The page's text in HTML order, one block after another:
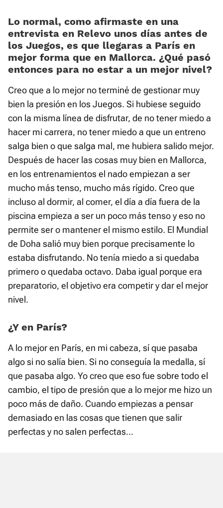
Lo normal, como afirmaste en una
entrevista en Relevo unos días antes de
los Juegos, es que llegaras a París en
mejor forma que en Mallorca. ¿Qué pasó
entonces para no estar a un mejor nivel?
Creo que a lo mejor no terminé de gestionar muy
bien la presión en los Juegos. Si hubiese seguido
con la misma línea de disfrutar, de no tener miedo a
hacer mi carrera, no tener miedo a que un entreno
salga bien o que salga mal, me hubiera salido mejor.
Después de hacer las cosas muy bien en Mallorca,
en los entrenamientos el nado empiezan a ser
mucho más tenso, mucho más rígido. Creo que
incluso al dormir, al comer, el día a día fuera de la
piscina empieza a ser un poco más tenso y eso no
permite ser o mantener el mismo estilo. El Mundial
de Doha salió muy bien porque precisamente lo
estaba disfrutando. No tenía miedo a si quedaba
primero o quedaba octavo. Daba igual porque era
preparatorio, el objetivo era competir y dar el mejor
nivel.
¿Y en París?
A lo mejor en París, en mi cabeza, sí que pasaba
algo si no salía bien. Si no conseguía la medalla, sí
que pasaba algo. Yo creo que eso fue sobre todo el
cambio, el tipo de presión que a lo mejor me hizo un
poco más de daño. Cuando empiezas a pensar
demasiado en las cosas que tienen que salir
perfectas y no salen perfectas...